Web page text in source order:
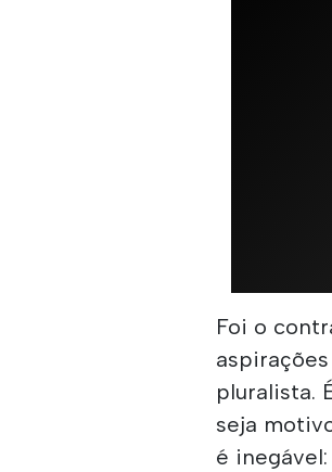
Foi o
pluralista.
seja
é